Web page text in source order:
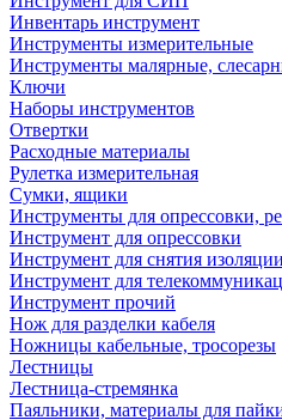
Инвентарь инструмент
Инструменты измерительные
Инструменты малярные,
Ключи
Наборы инструментов
Отвертки
Расходные материалы
Рулетка измерительная
Сумки, ящики
Инструменты для опрессовки,
Инструмент для опрессовки
Инструмент для снятия изоляции
Инструмент для
Инструмент прочий
Нож для разделки кабеля
Ножницы кабельные, тросорезы
Лестницы
Лестница-стремянка
Паяльники, материалы для